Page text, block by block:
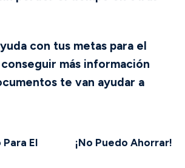
con tus metas para el
más información
te van ayudar a
El
¡No Puedo Ahorrar!